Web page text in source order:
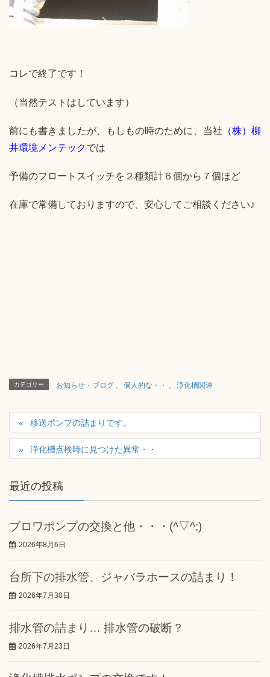
コレで終了です！
（当然テストはしています）
前にも書きましたが、もしもの時のために、当社 （株）柳
井環境メンテックでは
予備のフロートスイッチを２種類計６個から７個ほど
在庫で常備しておりますので、安心してご相談ください♪
カテゴリー お知らせ・ブログ 、 個人的な・・ 、 浄化槽関連
移送ポンプの詰まりです。
浄化槽点検時に見つけた異常・・
最近の投稿
ブロワポンプの交換と他・・・(^▽^;)
2026年8月6日
台所下の排水管、ジャバラホースの詰まり！
2026年7月30日
排水管の詰まり… 排水管の破断？
2026年7月23日